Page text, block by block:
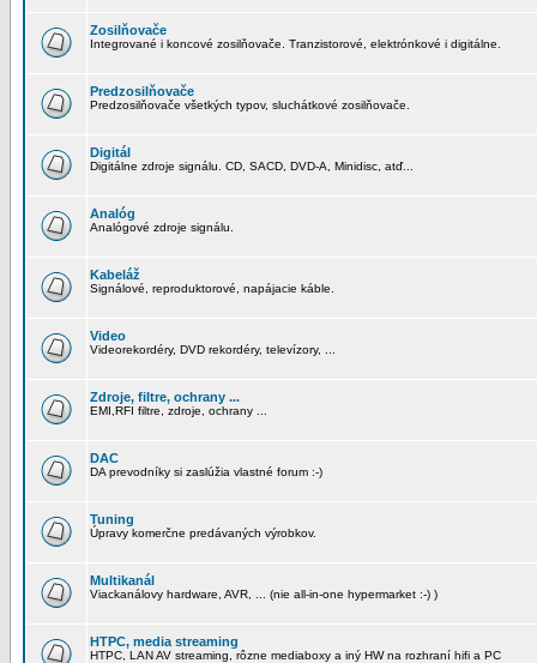
Zosilňovače
Integrované i koncové zosilňovače. Tranzistorové, elektrónkové i digitálne.
Predzosilňovače
Predzosilňovače všetkých typov, sluchátkové zosilňovače.
Digitál
Digitálne zdroje signálu. CD, SACD, DVD-A, Minidisc, atď...
Analóg
Analógové zdroje signálu.
Kabeláž
Signálové, reproduktorové, napájacie káble.
Video
Videorekordéry, DVD rekordéry, televízory, ...
Zdroje, filtre, ochrany ...
EMI,RFI filtre, zdroje, ochrany ...
DAC
DA prevodníky si zaslúžia vlastné forum :-)
Tuning
Úpravy komerčne predávaných výrobkov.
Multikanál
Viackanálovy hardware, AVR, ... (nie all-in-one hypermarket :-) )
HTPC, media streaming
HTPC, LAN AV streaming, rôzne mediaboxy a iný HW na rozhraní hifi a PC